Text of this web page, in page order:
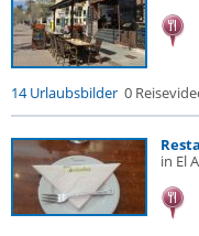
14 Urlaubsbilder 0
in El